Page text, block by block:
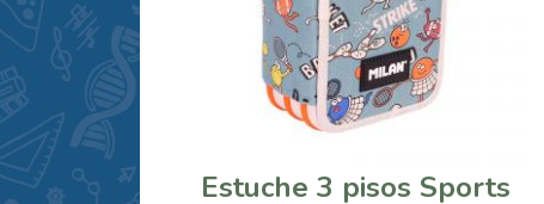
Estuche 3 pisos Sports